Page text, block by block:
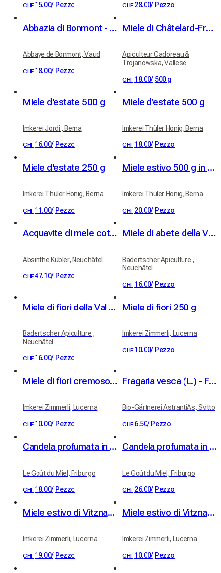
CHF 15.00/ Pezzo CHF 28.00/ Pezzo
Abbazia di Bonmont - miele svizzero d'abbazia
Abbaye de Bonmont, Vaud
CHF 18.00/ Pezzo
Miele di Châtelard-Frontière
Apiculteur Cadoreau &
Trojanowska, Vallese
CHF 18.00/ 500 g
Miele d'estate 500 g
Imkerei Jordi , Berna
CHF 16.00/ Pezzo
Miele d'estate 500 g
Imkerei Thüler Honig, Berna
CHF 18.00/ Pezzo
Miele d'estate 250 g
Imkerei Thüler Honig, Berna
CHF 11.00/ Pezzo
Miele estivo 500 g in confezione regalo
Imkerei Thüler Honig, Berna
CHF 20.00/ Pezzo
Acquavite di mele cotogne Kübler 41% vol. 50cl
Absinthe Kübler, Neuchâtel
CHF47.10/ Pezzo
Miele di abete della Val de Travers
Badertscher Apiculture ,
Neuchâtel
CHF 16.00/ Pezzo
Miele di fiori della Val de Travers
Badertscher Apiculture ,
Neuchâtel
CHF 16.00/ Pezzo
Miele di fiori 250 g
Imkerei Zimmerli, Lucerna
CHF 10.00/ Pezzo
Miele di fiori cremoso 250 g
Imkerei Zimmerli, Lucerna
CHF 10.00/ Pezzo
Fragaria vesca (L.) - Fragola di bosco
Bio-Gärtnerei AstrantiAs, Svitto
CHF 6.50/ Pezzo
Candela profumata in vaso di ceramica – Profumo Luna di Miele
Le Goût du Miel, Friburgo
CHF 18.00/ Pezzo
Candela profumata in vetro "Luna di Miele"
Le Goût du Miel, Friburgo
CHF 26.00/ Pezzo
Miele estivo di Vitznau 500 g
Imkerei Zimmerli, Lucerna
CHF 19.00/ Pezzo
Miele estivo di Vitznau 250 g
Imkerei Zimmerli, Lucerna
CHF 10.00/ Pezzo